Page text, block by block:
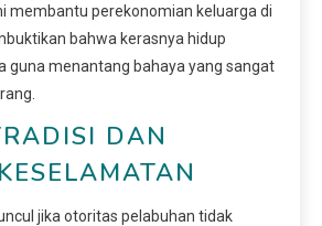
membantu perekonomian keluarga di
bahwa kerasnya hidup
guna menantang bahaya yang sangat
DAN
jika otoritas pelabuhan tidak